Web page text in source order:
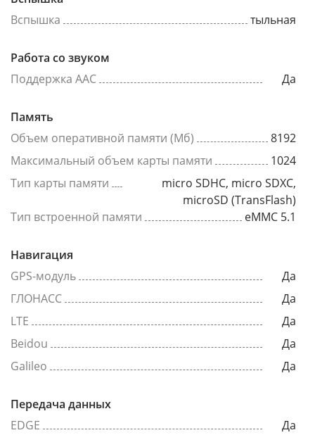
Вспышка
тыльная
Работа со звуком
Поддержка AAC
Да
Память
Объем оперативной памяти (Мб)
8192
Максимальный объем карты памяти
1024
Тип карты памяти
micro SDHC, micro SDXC,
microSD (TransFlash)
Тип встроенной памяти
eMMC 5.1
Навигация
GPS-модуль
Да
ГЛОНАСС
Да
LTE
Да
Beidou
Да
Galileo
Да
Передача данных
EDGE
Да